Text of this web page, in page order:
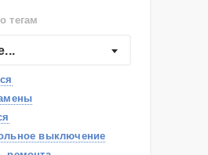
машины
тегам
выключение